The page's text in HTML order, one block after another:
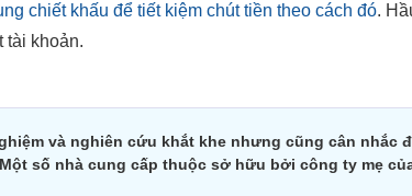
chiết khấu để tiết kiệm chút tiền theo cách đó.
tài khoản.
và nghiên cứu khắt khe nhưng cũng cân nhắc
số nhà cung cấp thuộc sở hữu bởi công ty mẹ